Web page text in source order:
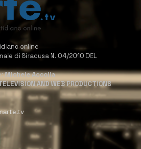
online
di Siracusa N. 04/2010 DEL
Michele Accolla
AND WEB PRODUCTIONS